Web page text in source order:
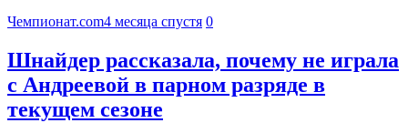
Чемпионат.com4 месяца спустя 0
Шнайдер рассказала, почему не играла
с Андреевой в парном разряде в
текущем сезоне